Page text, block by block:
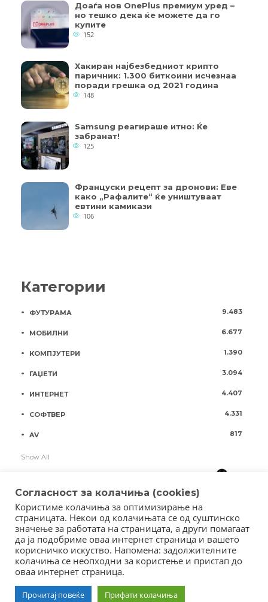
Доаѓа нов OnePlus премиум уред –
но тешко дека ќе можете да го
купите
152
Хакиран најбезбедниот крипто
паричник: 1.300 биткоини исчезнаа
поради грешка од 2021 година
148
Samsung реагираше итно: Ќе
забранат!
125
Француски рецепт за дронови: Еве
како „Рафалите“ ќе уништуваат
евтини камикази
106
Категории
ФУТУРАМА 9.483
МОБИЛНИ 6.677
КОМПЈУТЕРИ 1.390
ГАЏЕТИ 3.094
ИНТЕРНЕТ 4.407
СОФТВЕР 4.331
AV 817
Show All
Copyright © 2018 - Member of IAB Macedonia
Member of Clip Media Group / 2017
Согласност за колачиња (cookies)
Користиме колачиња за оптимизирање на
страницата. Некои од колачињата се од суштинско
значење за работата на страницата, а други помагаат
да ја подобриме оваа интернет страница и вашето
корисничко искуство. Напомена: задолжителните
колачиња се неопходни за користење и пристап до
оваа интернет страница.
Прочитај повеќе Прифати колачиња